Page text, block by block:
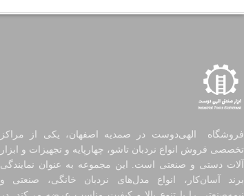
فروشگاه الهی‌دوست در صمدیه اصفهان، یکی از مراکز
تخصصی فروش انواع نردبان تاشو، چهارپایه و تجهیزات و ابزار
آلات دستی و صنعتی است. این مجموعه به عنوان نمایندگی
برند آسان‌کار، انواع مدل‌های نردبان خانگی، صنعتی و